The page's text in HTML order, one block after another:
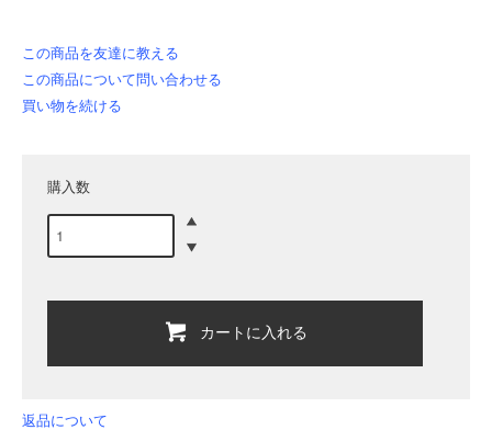
この商品を友達に教える
この商品について問い合わせる
買い物を続ける
購入数
カートに入れる
返品について